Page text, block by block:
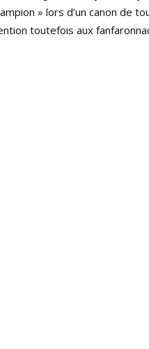
» lors d’un canon de
toutefois aux